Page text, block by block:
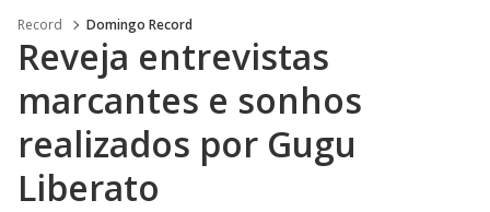
Record Domingo Record
Reveja entrevistas
marcantes e sonhos
realizados por Gugu
Liberato